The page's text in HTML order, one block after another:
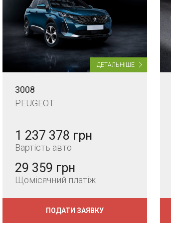
ДЕТАЛЬНІШЕ
3008
PEUGEOT
1 237 378 грн
Вартість авто
29 359 грн
Щомісячний платіж
ПОДАТИ ЗАЯВКУ